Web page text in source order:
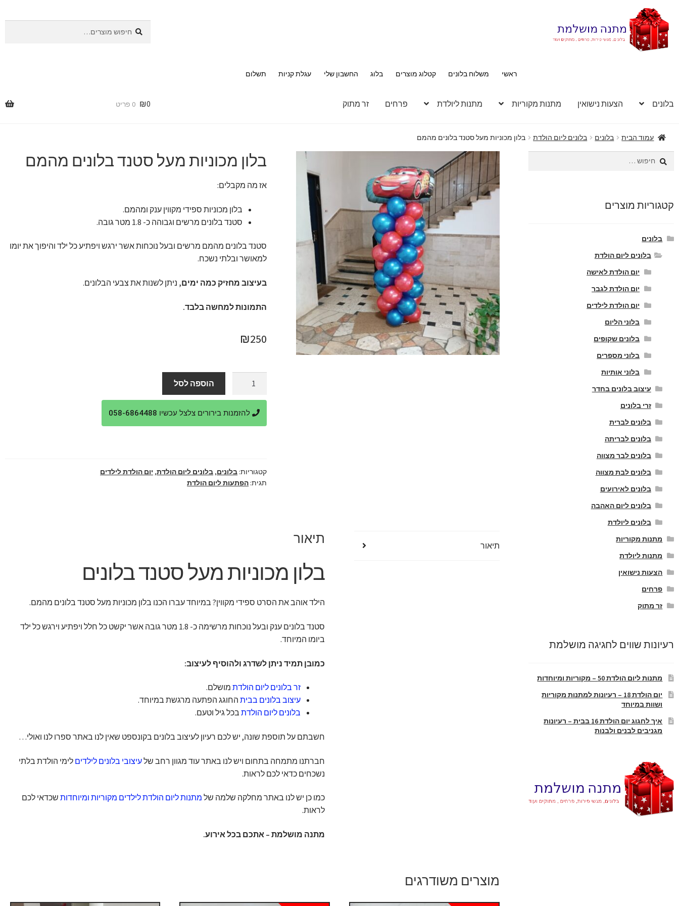
לניווט
לדלג
לתוכן
עבור:
ראשי משלוח בלונים קטלוג מוצרים בלוג החשבון שלי עגלת קניות תשלום
בלונים הצעות נישואין מתנות מקוריות מתנות ליולדת פרחים זר מתוק ₪0 0 פריט
עמוד הבית בלונים בלונים ליום הולדת בלון מכוניות מעל סטנד בלונים מהמם
בלון מכוניות מעל סטנד בלונים מהמם
אז מה מקבלים:
בלון מכוניות ספידי מקווין ענק ומהמם.
סטנד בלונים מרשים וגבוהה כ- 1.8 מטר גובה.
סטנד בלונים מהמם מרשים ובעל נוכחות אשר ירגש ויפתיע כל ילד והיפוך את יומו
למאושר ובלתי נשכח.
בעיצוב מחזיק כמה ימים, ניתן לשנות את צבעי הבלונים.
התמונות למחשה בלבד.
₪250
בלון
מכוניות
מעל
הוספה לסל
להזמנות בירורים צלצל עכשיו 058-6864488
קטגוריות: בלונים, בלונים ליום הולדת, יום הולדת לילדים
תגית: הפתעות ליום הולדת
תיאור תיאור
בלון מכוניות מעל סטנד בלונים
הילד אוהב את הסרט ספידי מקווין? במיוחד עברו הכנו בלון מכוניות מעל סטנד בלונים מהמם.
סטנד בלונים ענק ובעל נוכחות מרשימה כ- 1.8 מטר גובה אשר יקשט כל חלל ויפתיע וירגש כל ילד
ביומו המיוחד.
כמובן תמיד ניתן לשדרג ולהוסיף לעיצוב:
זר בלונים ליום הולדתמושלם.
עיצוב בלונים בביתהחוגג הפתעה מרגשת במיוחד.
בלונים ליום הולדתבכל גיל וטעם.
חשבתם על תוספת שונה, יש לכם רעיון לעיצוב בלונים בקונספט שאין לנו באתר ספרו לנו ואולי…
חברתנו מתמחה בתחום ויש לנו באתר עוד מגוון רחב שלעיצובי בלונים לילדים לימי הולדת בלתי
נשכחים כדאי לכם לראות.
כמו כן יש לנו באתר מחלקה שלמה של מתנות ליום הולדת לילדים מקוריות ומיוחדותשכדאי לכם
לראות.
מתנה מושלמת – אתכם בכל אירוע.
מוצרים משודרגים
חיפוש:
קטגוריות מוצרים
בלונים
בלונים ליום הולדת
יום הולדת לאישה
יום הולדת לגבר
יום הולדת לילדים
בלוני הליום
בלונים שקופים
בלוני מספרים
בלוני אותיות
עיצוב בלונים בחדר
זרי בלונים
בלונים לברית
בלונים לבריתה
בלונים לבר מצווה
בלונים לבת מצווה
בלונים לאירועים
בלונים ליום האהבה
בלונים ליולדת
מתנות מקוריות
מתנות ליולדת
הצעות נישואין
פרחים
זר מתוק
רעיונות שווים לחגיגה מושלמת
מתנות ליום הולדת 50 – מקוריות ומיוחדות
יום הולדת 18 – רעיונות למתנות מקוריות
ושוות במיוחד
איך לחגוג יום הולדת 16 בבית – רעיונות
מגניבים לבנים ולבנות